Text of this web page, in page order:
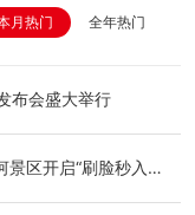
月热门 全年热门
布会盛大举行
景区开启“刷脸秒入